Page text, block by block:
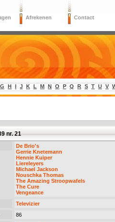
Afrekenen Contact
G H I J K L M N O P Q R S T U V
nr. 21
De Brio's
Gerrie Knetemann
Hennie Kuiper
Liereleyers
Michael Jackson
Nouschka Thomas
The Amazing Stroopwafels
The Cure
Vengeance
Televizier
86